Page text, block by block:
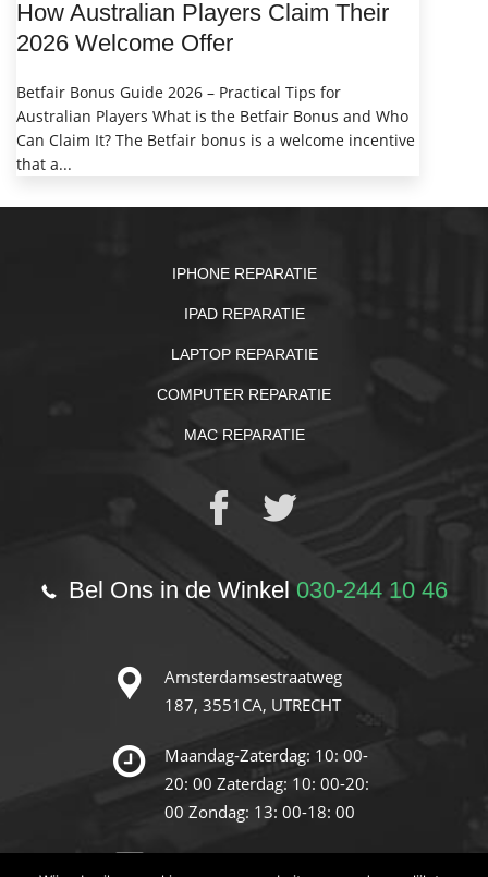
How Australian Players Claim Their
2026 Welcome Offer
Betfair Bonus Guide 2026 – Practical Tips for
Australian Players What is the Betfair Bonus and Who
Can Claim It? The Betfair bonus is a welcome incentive
that a...
IPHONE REPARATIE
IPAD REPARATIE
LAPTOP REPARATIE
COMPUTER REPARATIE
MAC REPARATIE
Bel Ons in de Winkel 030-244 10 46
Amsterdamsestraatweg
187, 3551CA, UTRECHT
Maandag-Zaterdag: 10: 00-
20: 00 Zaterdag: 10: 00-20:
00 Zondag: 13: 00-18: 00